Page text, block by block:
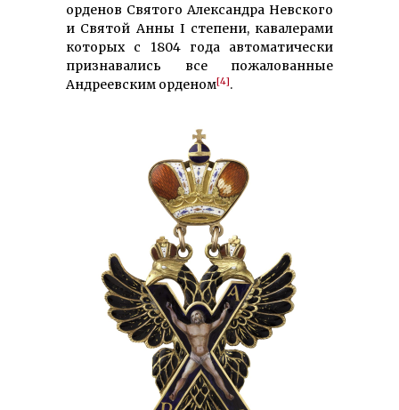
орденов Святого Александра Невского
и Святой Анны I степени, кавалерами
которых с 1804 года автоматически
признавались все пожалованные
Андреевским орденом[4].